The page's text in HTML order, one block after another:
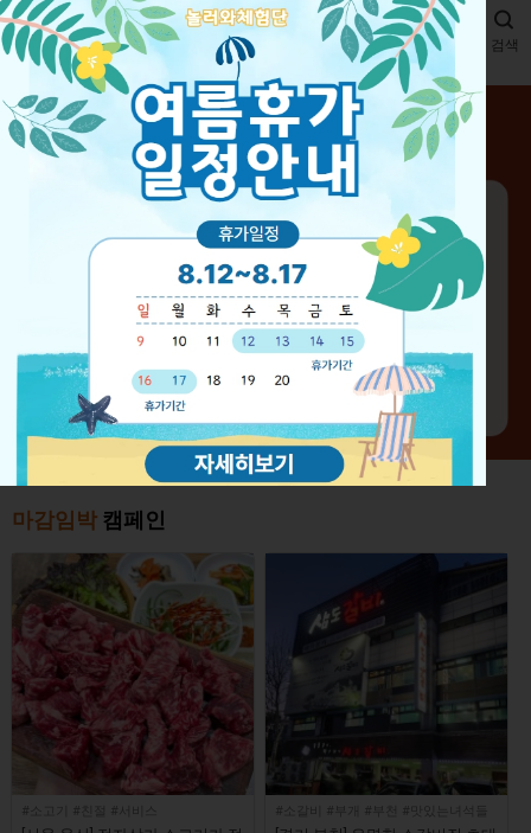
메뉴 검색
마감임박 캠페인
#소고기 #친절 #서비스 #소갈비 #부개 #부천 #맛있는녀석들